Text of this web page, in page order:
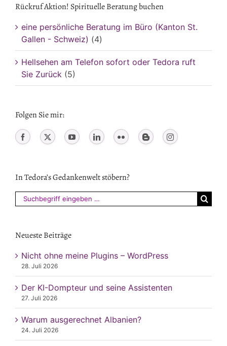
Rückruf Aktion! Spirituelle Beratung buchen
eine persönliche Beratung im Büro (Kanton St.
Gallen - Schweiz) (4)
Hellsehen am Telefon sofort oder Tedora ruft
Sie Zurück (5)
Folgen Sie mir:
In Tedora’s Gedankenwelt stöbern?
Suchen
nach:
Neueste Beiträge
Nicht ohne meine Plugins – WordPress
28. Juli 2026
Der KI-Dompteur und seine Assistenten
27. Juli 2026
Warum ausgerechnet Albanien?
24. Juli 2026